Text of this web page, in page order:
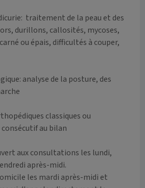
traitement de la peau et des
durillons, callosités, mycoses,
ou épais, difficultés à couper,
analyse de la posture, des
classiques ou
au bilan
aux consultations les lundi,
après-midi.
les mardi après-midi et